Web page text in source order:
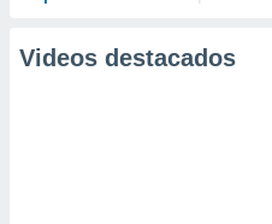
Videos destacados